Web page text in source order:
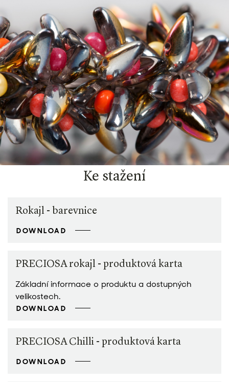
Ke stažení
Rokajl - barevnice
DOWNLOAD
PRECIOSA rokajl - produktová karta
Základní informace o produktu a dostupných
velikostech.
DOWNLOAD
PRECIOSA Chilli - produktová karta
DOWNLOAD